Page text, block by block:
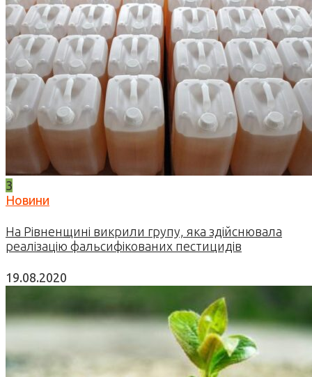
3
Новини
На Рівненщині викрили групу, яка здійснювала
реалізацію фальсифікованих пестицидів
19.08.2020